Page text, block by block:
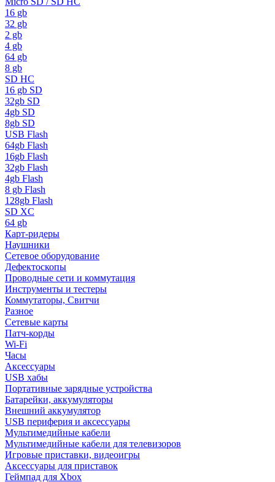
16 gb
32 gb
2 gb
4 gb
64 gb
8 gb
SD HC
16 gb SD
32gb SD
4gb SD
8gb SD
USB Flash
64gb Flash
16gb Flash
32gb Flash
4gb Flash
8 gb Flash
128gb Flash
SD XC
64 gb
Карт-ридеры
Наушники
Сетевое оборудование
Дефектоскопы
Проводные сети и коммутация
Инструменты и тестеры
Коммутаторы, Свитчи
Разное
Сетевые карты
Патч-корды
Wi-Fi
Часы
Аксессуары
USB хабы
Портативные зарядные устройства
Батарейки, аккумуляторы
Внешний аккумулятор
USB периферия и аксессуары
Мультимедийные кабели
Мультимедийные кабели для телевизоров
Игровые приставки, видеоигры
Аксессуары для приставок
Геймпад для Xbox